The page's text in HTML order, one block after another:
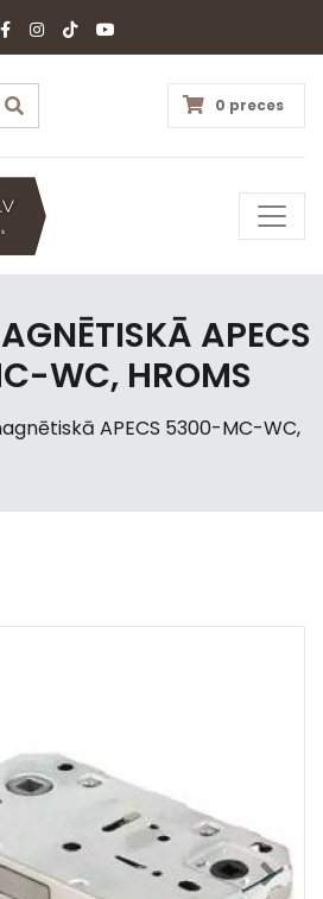
0 preces
APECS
WC, HROMS
APECS 5300-MC-WC,